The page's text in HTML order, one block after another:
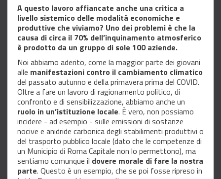
A questo lavoro affiancate anche una critica a
livello sistemico delle modalità economiche e
produttive che viviamo? Uno dei problemi è che la
causa di circa il 70% dell’inquinamento atmosferico
è prodotto da un gruppo di sole 100 aziende.
Noi abbiamo aderito, come la maggior parte dei giovani
alle manifestazioni contro il cambiamento climatico
del passato autunno e della primavera prima del COVID.
Oltre a fare un lavoro di ragionamento politico, di
confronto e di sensibilizzazione, abbiamo anche un
ruolo in un’istituzione locale. È vero, non possiamo
incidere - ad esempio - sulle emissioni di sostanze
nocive e anidride carbonica degli stabilimenti produttivi o
del trasporto pubblico locale (dato che le competenze di
un Municipio di Roma Capitale non lo permettono), ma
sentiamo comunque il dovere morale di fare la nostra
parte. Questo è un esempio, che se poi fosse ripreso in